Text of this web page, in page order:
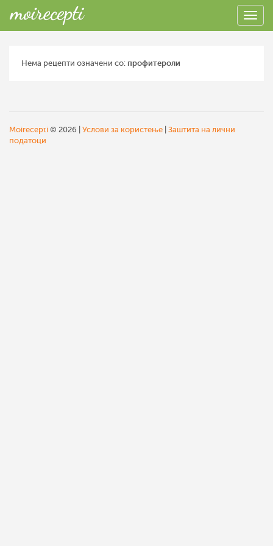
Нема рецепти означени со: профитероли
Moirecepti © 2026 | Услови за користење Заштита на лични
податоци